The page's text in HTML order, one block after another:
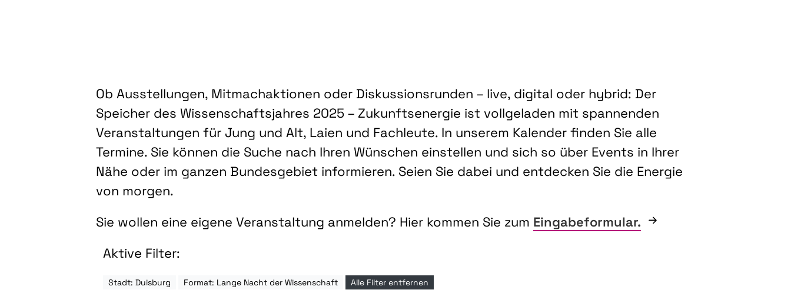
Ob Ausstellungen, Mitmachaktionen oder Diskussionsrunden – live, digital oder hybrid: Der
Speicher des Wissenschaftsjahres 2025 – Zukunftsenergie ist vollgeladen mit spannenden
Veranstaltungen für Jung und Alt, Laien und Fachleute. In unserem Kalender finden Sie alle
Termine. Sie können die Suche nach Ihren Wünschen einstellen und sich so über Events in Ihrer
Nähe oder im ganzen Bundesgebiet informieren. Seien Sie dabei und entdecken Sie die Energie
von morgen.
Sie wollen eine eigene Veranstaltung anmelden? Hier kommen Sie zum Eingabeformular.
Aktive Filter:
Stadt: Duisburg Format: Lange Nacht der Wissenschaft Alle Filter entfernen